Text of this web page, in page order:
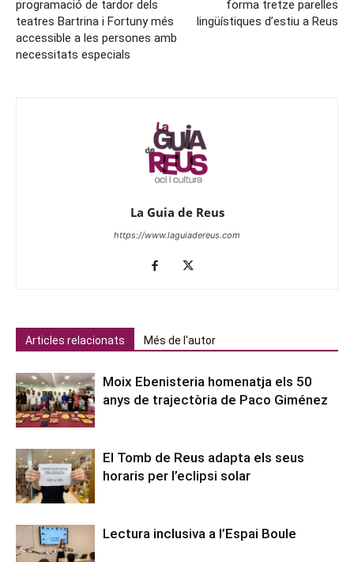
programació de tardor dels
teatres Bartrina i Fortuny més
accessible a les persones amb
necessitats especials
forma tretze parelles
lingüístiques d’estiu a Reus
La Guia de Reus
https://www.laguiadereus.com
Articles relacionats Més de l'autor
Moix Ebenisteria homenatja els 50
anys de trajectòria de Paco Giménez
El Tomb de Reus adapta els seus
horaris per l’eclipsi solar
Lectura inclusiva a l’Espai Boule